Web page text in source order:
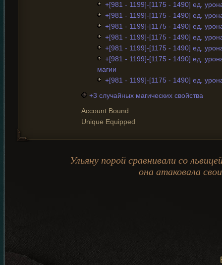
+[981 - 1199]-[1175 - 1490] ед.
+[981 - 1199]-[1175 - 1490] ед.
+[981 - 1199]-[1175 - 1490] ед.
+[981 - 1199]-[1175 - 1490] ед.
+[981 - 1199]-[1175 - 1490] ед.
+[981 - 1199]-[1175 - 1490] ед.
магии
+[981 - 1199]-[1175 - 1490] ед.
+3 случайных магических свойства
Account Bound
Unique Equipped
Ульяну порой сравнивали со
она атаковала